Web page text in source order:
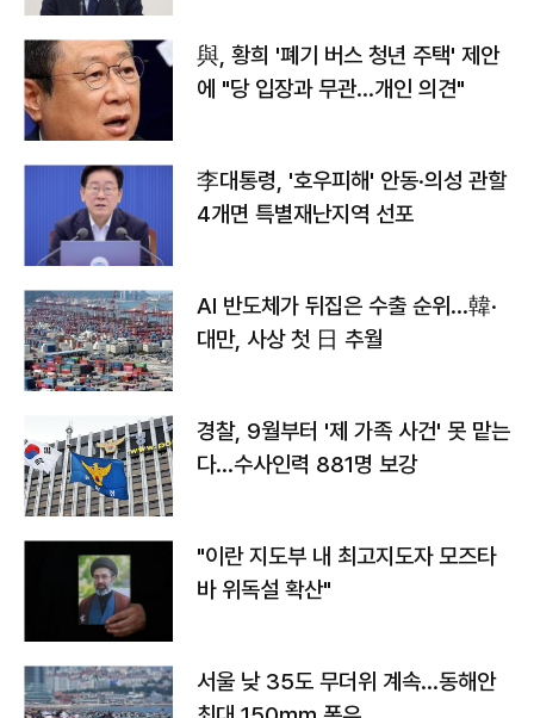
與, 황희 '폐기 버스 청년 주택' 제안
에 "당 입장과 무관…개인 의견"
李대통령, '호우피해' 안동·의성 관할
4개면 특별재난지역 선포
AI 반도체가 뒤집은 수출 순위…韓·
대만, 사상 첫 日 추월
경찰, 9월부터 '제 가족 사건' 못 맡는
다…수사인력 881명 보강
"이란 지도부 내 최고지도자 모즈타
바 위독설 확산"
서울 낮 35도 무더위 계속…동해안